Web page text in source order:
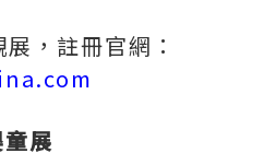
，註冊官網：
展